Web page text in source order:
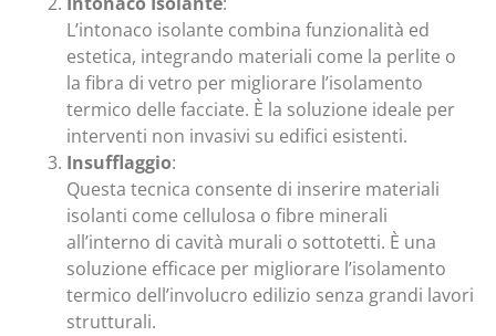
L’intonaco isolante combina funzionalità ed
estetica, integrando materiali come la perlite o
la fibra di vetro per migliorare l’isolamento
termico delle facciate. È la soluzione ideale per
interventi non invasivi su edifici esistenti.
Insufflaggio:
Questa tecnica consente di inserire materiali
isolanti come cellulosa o fibre minerali
all’interno di cavità murali o sottotetti. È una
soluzione efficace per migliorare l’isolamento
termico dell’involucro edilizio senza grandi lavori
strutturali.